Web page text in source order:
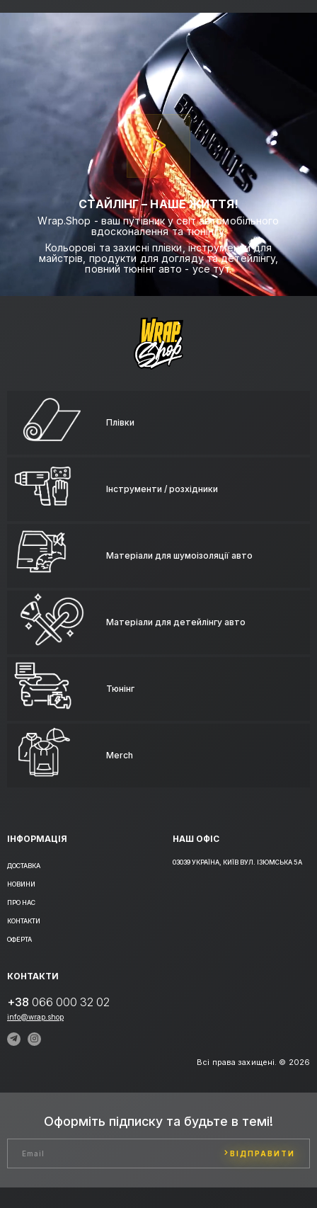
СТАЙЛІНГ – НАШЕ ЖИТТЯ!
Wrap.Shop - ваш путівник у світ автомобільного
вдосконалення та тюнінгу.
Кольорові та захисні плівки, інструменти для
майстрів, продукти для догляду та детейлінгу,
повний тюнінг авто - усе тут.
Плівки
Інструменти / розхідники
Матеріали для шумоізоляції авто
Матеріали для детейлінгу авто
Тюнінг
Merch
ІНФОРМАЦІЯ
ДОСТАВКА
НОВИНИ
ПРО НАС
КОНТАКТИ
ОФЕРТА
НАШ ОФІС
03039 УКРАЇНА, КИЇВ ВУЛ. ІЗЮМСЬКА 5А
КОНТАКТИ
+38 066 000 32 02
info@wrap.shop
Всі права захищені. © 2026
Оформіть підписку та будьте в темі!
ВІДПРАВИТИ